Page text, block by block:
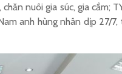
nuôi gia súc, gia
anh hùng nhân dịp 27/